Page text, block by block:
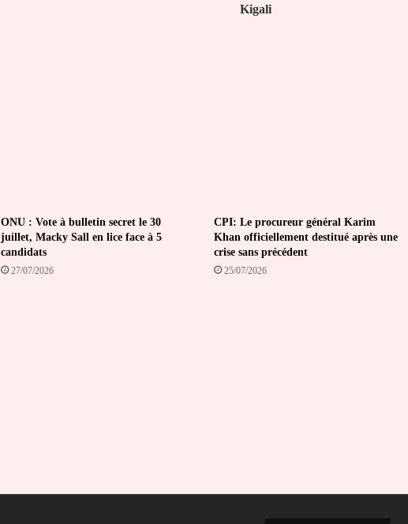
Kigali
ONU : Vote à bulletin secret le 30
juillet, Macky Sall en lice face à 5
candidats
27/07/2026
CPI: Le procureur général Karim
Khan officiellement destitué après une
crise sans précédent
25/07/2026